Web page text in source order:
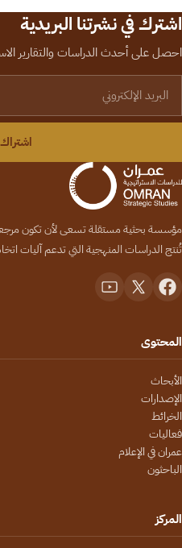
اشترك في نشرتنا البريدية
احصل على أحدث الدراسات والتقارير
اشتراك
مؤسسة بحثية مستقلة تسعى لأن تكون مرجعاً
تُنتج الدراسات المنهجية التي تدعم آليات
المحتوى
الأبحاث
الإصدارات
الخرائط
فعاليات
عمران في الإعلام
الباحثون
المركز